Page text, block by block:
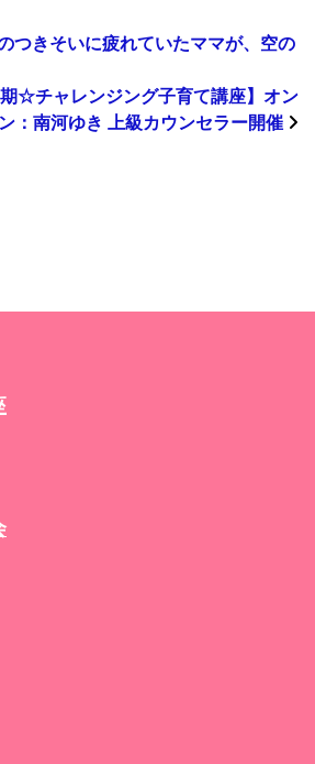
つきそいに疲れていたママが、空の
☆チャレンジング子育て講座】オン
：南河ゆき 上級カウンセラー開催